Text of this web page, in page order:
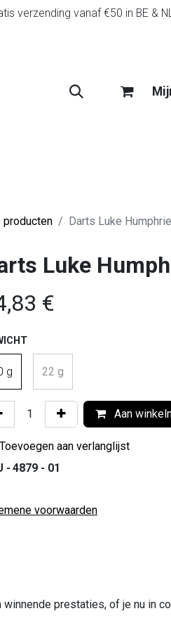
verzending vanaf €50 in BE &
producten Darts Luke
Luke
€
g 22 g
Aan
Toevoegen aan verlanglijst
- 4879 - 01
voorwaarden
prestaties, of je nu in